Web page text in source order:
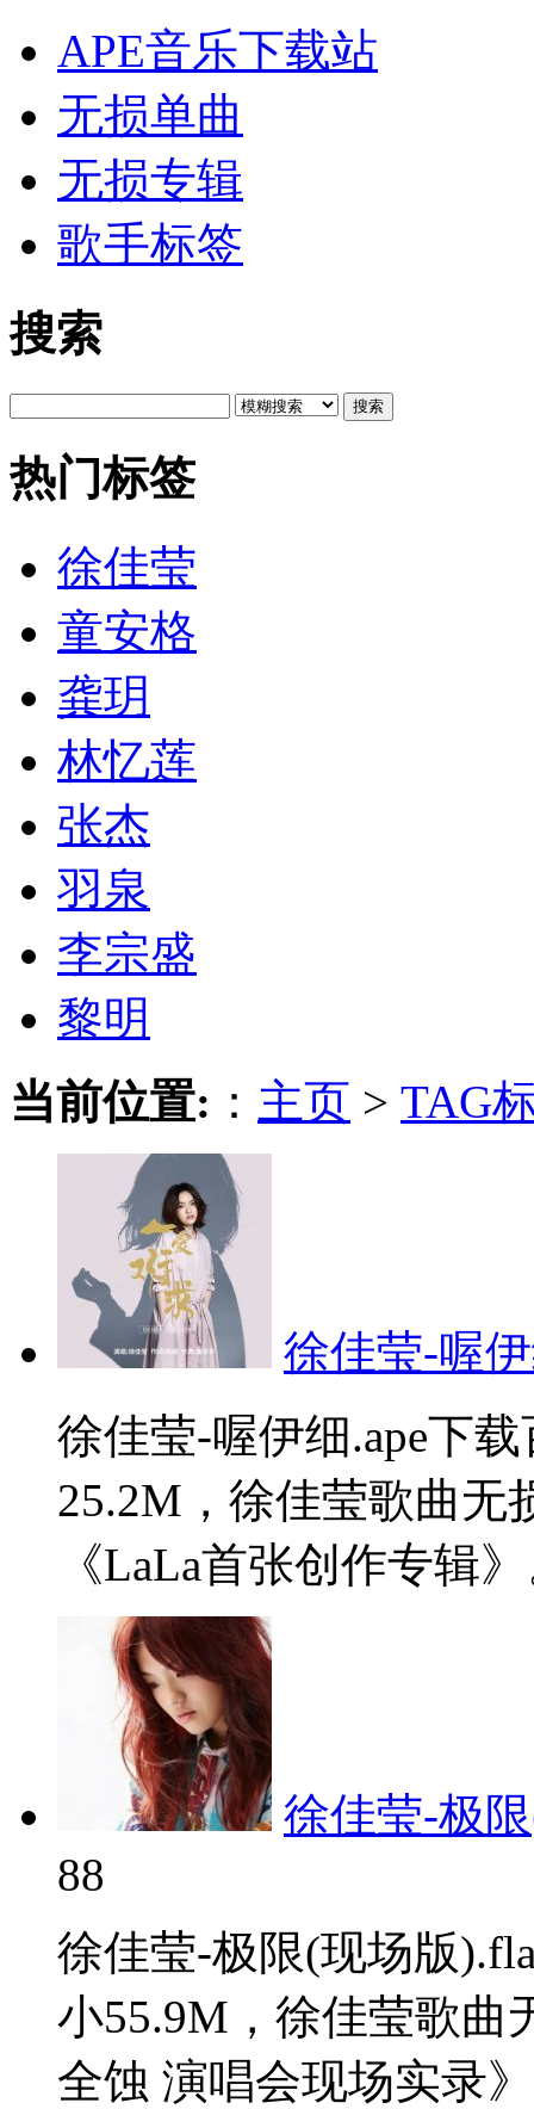
APE音乐下载站
无损单曲
无损专辑
歌手标签
搜索
搜索
热门标签
徐佳莹
童安格
龚玥
林忆莲
张杰
羽泉
李宗盛
黎明
当前位置: ： 主页 > TAG
徐佳莹-喔
徐佳莹-喔伊细.ape下
25.2M，徐佳莹歌曲无
《LaLa首张创作专辑
徐佳莹-极
88
徐佳莹-极限(现场版
小55.9M，徐佳莹歌曲
全蚀 演唱会现场实录